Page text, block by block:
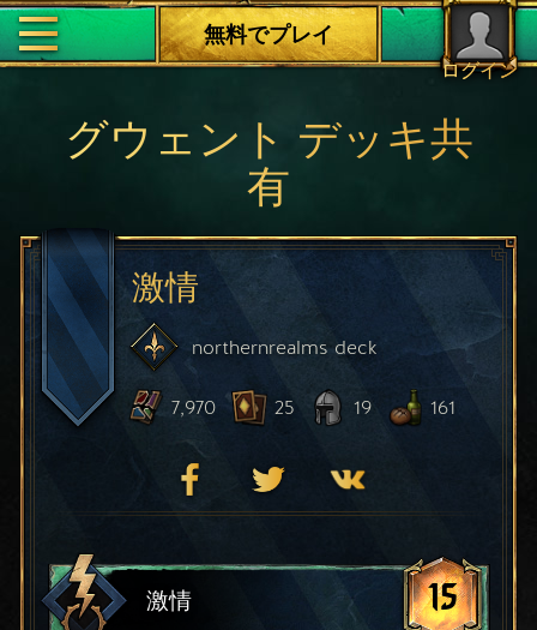
ログイン
無料でプレイ
グウェント デッキ共
有
激情
northernrealmsdeck
7,970 25 19 161
激情 15